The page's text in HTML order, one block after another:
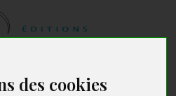
des cookies